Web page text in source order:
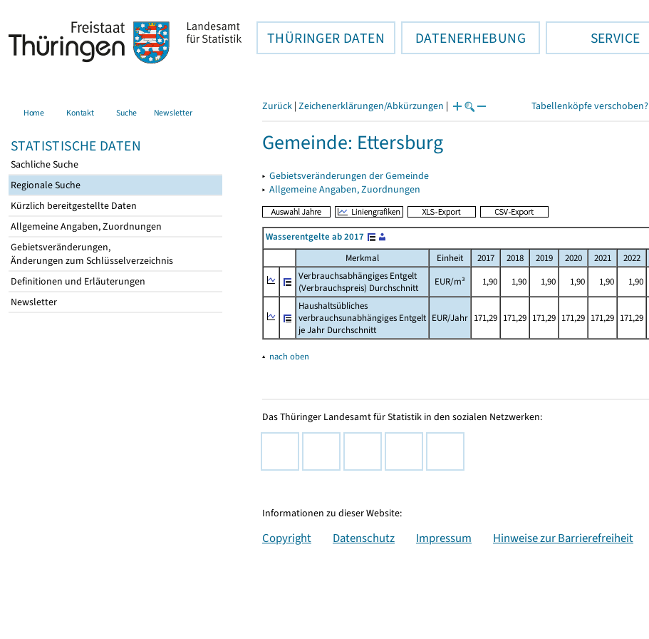
THÜRINGER DATEN DATENERHEBUNG SERVICE
Home Kontakt Suche Newsletter
STATISTISCHE DATEN
Sachliche Suche
Regionale Suche
Kürzlich bereitgestellte Daten
Allgemeine Angaben, Zuordnungen
Gebietsveränderungen,
Änderungen zum Schlüsselverzeichnis
Definitionen und Erläuterungen
Newsletter
Zurück | Zeichenerklärungen/Abkürzungen | Tabellenköpfe verschoben?
Gemeinde: Ettersburg
▸ Gebietsveränderungen der Gemeinde
▸ Allgemeine Angaben, Zuordnungen
Wasserentgelte ab 2017
Merkmal
Einheit 2017 2018 2019 2020 2021 2022
Verbrauchsabhängiges Entgelt
(Verbrauchspreis) Durchschnitt
EUR/m³ 1,90 1,90 1,90 1,90 1,90 1,90
Haushaltsübliches
verbrauchsunabhängiges Entgelt
je Jahr Durchschnitt
EUR/Jahr 171,29 171,29 171,29 171,29 171,29 171,29
▴ nach oben
Das Thüringer Landesamt für Statistik in den sozialen Netzwerken:
Informationen zu dieser Website:
Copyright Datenschutz Impressum Hinweise zur Barrierefreiheit